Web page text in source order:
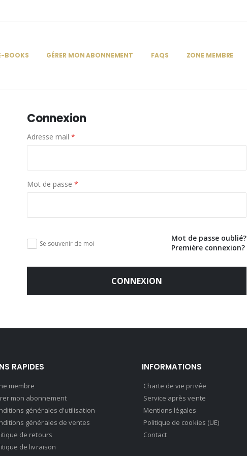
BOOKS GÉRER MON ABONNEMENT FAQS ZONE MEMBRE
Connexion
Adresse mail *
Mot de passe *
Se souvenir de moi
Mot de passe oublié?
Première connexion?
CONNEXION
RAPIDES
membre
mon abonnement
générales d'utilisation
générales de ventes
de retours
de livraison
INFORMATIONS
Charte de vie privée
Service après vente
Mentions légales
Politique de cookies (UE)
Contact